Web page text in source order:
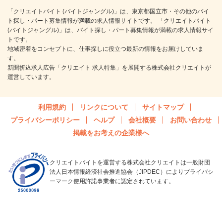
「クリエイトバイト (バイトジャングル)」は、東京都国立市・その他のバイ
ト探し・パート募集情報が満載の求人情報サイトです。 「クリエイトバイト
(バイトジャングル)」は、バイト探し・パート募集情報が満載の求人情報サイ
トです。
地域密着をコンセプトに、仕事探しに役立つ最新の情報をお届けしていま
す。
新聞折込求人広告「クリエイト 求人特集」を展開する株式会社クリエイトが
運営しています。
利用規約 リンクについて
サイトマップ
プライバシーポリシー
ヘルプ 会社概要
お問い合わせ
掲載をお考えの企業様へ
クリエイトバイトを運営する株式会社クリエイトは一般財団
法人日本情報経済社会推進協会（JIPDEC）によりプライバシ
ーマーク使用許諾事業者に認定されています。